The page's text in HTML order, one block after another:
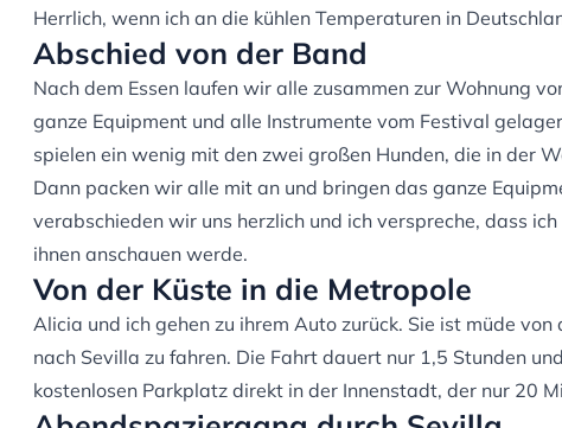
Herrlich, wenn ich an die kühlen Temperaturen in
Abschied von der Band
Nach dem Essen laufen wir alle zusammen zur Wohnung
ganze Equipment und alle Instrumente vom Festival
spielen ein wenig mit den zwei großen Hunden, die in der
Dann packen wir alle mit an und bringen das ganze
verabschieden wir uns herzlich und ich verspreche, dass
ihnen anschauen werde.
Von der Küste in die Metropole
Alicia und ich gehen zu ihrem Auto zurück. Sie ist müde
nach Sevilla zu fahren. Die Fahrt dauert nur 1,5 Stunden
kostenlosen Parkplatz direkt in der Innenstadt, der nur 20